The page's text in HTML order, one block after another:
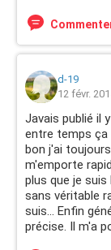
d-19
12 févr.
Javais publié il
entre temps ça
bon j'ai
m'emporte
plus que je suis
sans véritable
suis... Enfin
précise. Il m'a